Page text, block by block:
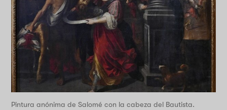
Pintura anónima de Salomé con la cabeza del Bautista.